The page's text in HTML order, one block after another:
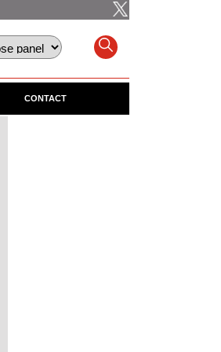
CONTACT